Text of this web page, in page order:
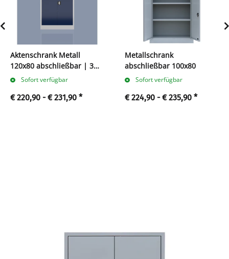
Aktenschrank Metall
120x80 abschließbar | 3
Ordnerhöhen
Sofort verfügbar
€ 220,90 -€ 231,90 *
Metallschrank
abschließbar 100x80
Sofort verfügbar
€ 224,90 -€ 235,90 *